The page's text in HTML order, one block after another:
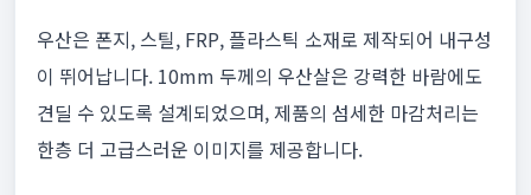
우산은 폰지, 스틸, FRP, 플라스틱 소재로 제작되어 내구성
이 뛰어납니다. 10mm 두께의 우산살은 강력한 바람에도
견딜 수 있도록 설계되었으며, 제품의 섬세한 마감처리는
한층 더 고급스러운 이미지를 제공합니다.